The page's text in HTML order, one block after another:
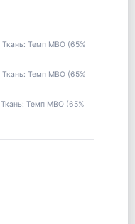
Темп МВО (65%
Темп МВО (65%
Темп МВО (65%